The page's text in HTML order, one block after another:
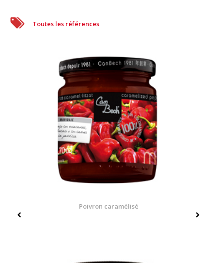
Toutes les références
Poivron caramélisé